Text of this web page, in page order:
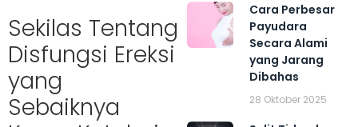
Cara Perbesar
Payudara
Secara Alami
yang Jarang
Dibahas
28 Oktober 2025
Sekilas Tentang
Disfungsi Ereksi
yang
Sebaiknya